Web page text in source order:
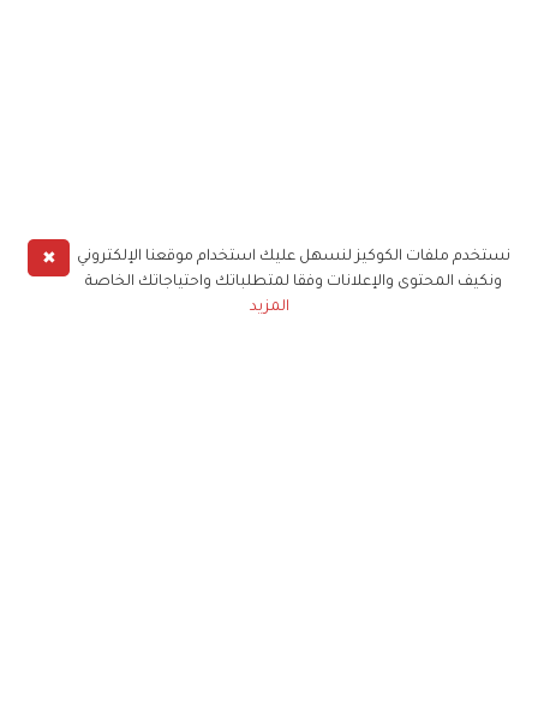
✖
نستخدم ملفات الكوكيز لنسهل عليك استخدام موقعنا الإلكتروني
ونكيف المحتوى والإعلانات وفقا لمتطلباتك واحتياجاتك الخاصة
المزيد